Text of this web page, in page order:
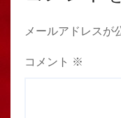
メールアドレスが
コメント ※